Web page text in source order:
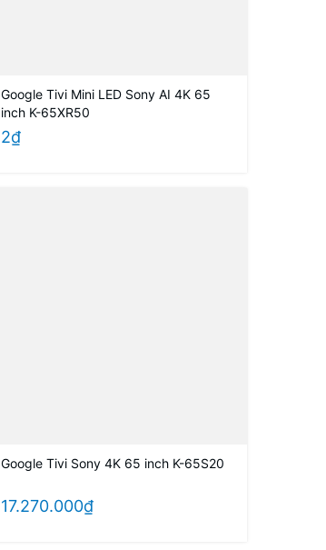
Google Tivi Mini LED Sony AI 4K 65
inch K-65XR50
2₫
Google Tivi Sony 4K 65 inch K-65S20
17.270.000₫